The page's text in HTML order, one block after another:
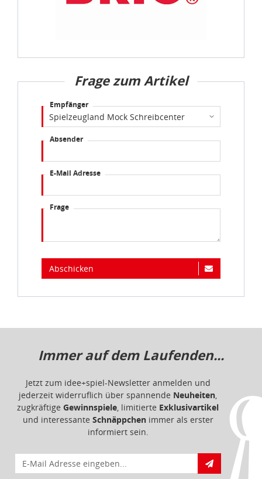
Frage zum Artikel
Empfänger
Absender
E-Mail Adresse
Frage
Abschicken
Immer auf dem Laufenden...
Jetzt zum idee+spiel-Newsletter anmelden und
jederzeit widerruflich über spannende Neuheiten,
zugkräftige Gewinnspiele, limitierte Exklusivartikel
und interessante Schnäppchenimmer als erster
informiert sein.
E-Mail für Newsletteranmeldung